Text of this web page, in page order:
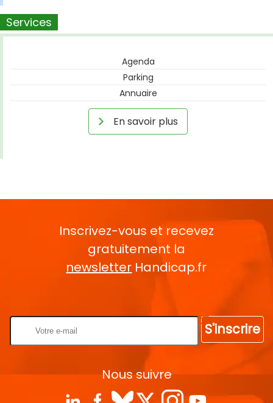
Services
Agenda
Parking
Annuaire
En savoir plus
Inscrivez-vous et recevez
gratuitement la
newsletter Handicap.fr
S'inscrire
Nous suivre